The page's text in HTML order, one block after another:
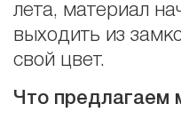
лета, материал
выходить из
свой цвет.
Что предлагаем